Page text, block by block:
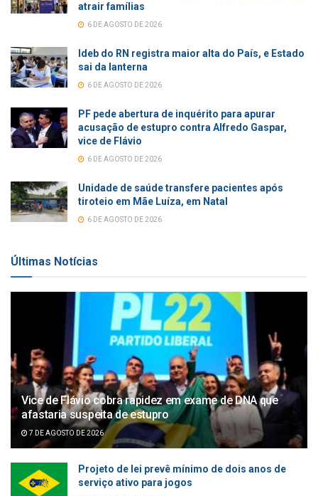
atrair famílias
6 DE AGOSTO DE 2026
Ideb do RN registra maior alta do País, e Estado
sai da lanterna
6 DE AGOSTO DE 2026
PF pede abertura de inquérito para apurar
acusação de estupro contra Alfredo Gaspar,
vice de Flávio
6 DE AGOSTO DE 2026
Unidade de saúde transfere pacientes após
tiroteio em Mãe Luíza, em Natal
6 DE AGOSTO DE 2026
Últimas Notícias
Vice de Flávio cobra rapidez em exame de DNA que
afastaria suspeita de estupro
7 DE AGOSTO DE 2026
Projeto de lei prevê mínimo de dois anos de
serviço ativo para jogos